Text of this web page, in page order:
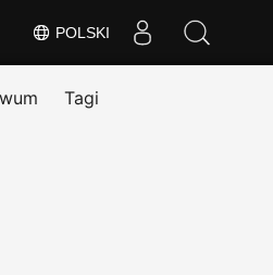
POLSKI
Tagi